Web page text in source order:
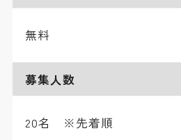
無料
募集人数
20名 ※先着順